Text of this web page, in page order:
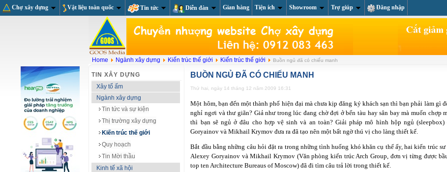
Chợ xây dựng Vật liệu toàn quốc Tin tức Diễn đàn Gian hàng Tiện ích Showroom Trợ giúp Đăng nhập
Liên
Home Ngành xây dựng Kiến trúc thế giới Kiến trúc thế giới Buồn ngủ đã có chiếu manh
TIN XÂY DỰNG
Xây tổ ấm
Ngành xây dựng
Tin tức và sự kiện
Thị trường xây dựng
Kiến trúc thế giới
Quy hoạch
Tin Mời thầu
Kinh tế xã hội
BUỒN NGỦ ĐÃ CÓ CHIẾU MANH
Thứ hai, ngày 14 tháng 12 năm 2009 16:31
Một hôm, bạn đến một thành phố hiện đại mà chưa kịp đăng ký khách sạn thì bạn phải làm gì
nghỉ ngơi và thư giãn? Giả như trong lúc đang chờ đợi ở bến tàu hay sân bay mà muốn chợp
thì bạn sẽ ngủ ở đâu cho hợp vệ sinh và an toàn? Giải pháp mô hình hộp ngủ (sleepbox)
Goryainov và Mikhail Krymov đưa ra đã tạo nên một bất ngờ thú vị cho làng thiết kế.
Bắt đầu bằng những câu hỏi đặt ra trong những tình huống khó khăn cụ thể ấy, hai kiến trúc
Alexey Goryainov và Mikhail Krymov (Văn phòng kiến trúc Arch Group, đơn vị từng được
top ten Architecture Bureaus of Moscow) đã đi tìm câu trả lời trong thiết kế.